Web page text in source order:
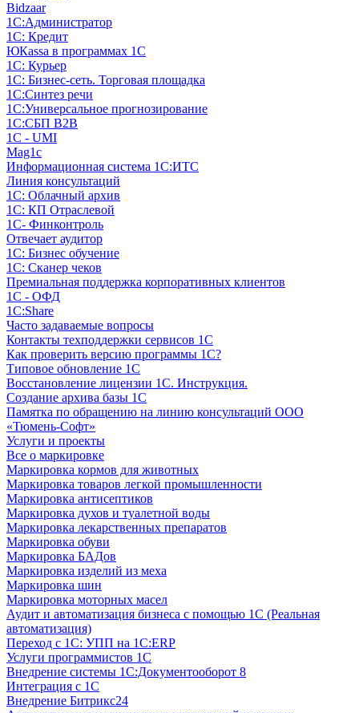
Bidzaar
1С:Администратор
1С: Кредит
ЮКаssа в программах 1С
1С: Курьер
1С: Бизнес-сеть. Торговая площадка
1С:Синтез речи
1С:Универсальное прогнозирование
1С:СБП B2B
1C - UMI
Mag1c
Информационная система 1С:ИТС
Линия консультаций
1С: Облачный архив
1С: КП Отраслевой
1С- Финконтроль
Отвечает аудитор
1С: Бизнес обучение
1С: Сканер чеков
Премиальная поддержка корпоративных клиентов
1С - ОФД
1С:Share
Часто задаваемые вопросы
Контакты техподдержки сервисов 1С
Как проверить версию программы 1С?
Типовое обновление 1С
Восстановление лицензии 1С. Инструкция.
Создание архива базы 1С
Памятка по обращению на линию консультаций ООО
«Тюмень-Софт»
Услуги и проекты
Все о маркировке
Маркировка кормов для животных
Маркировка товаров легкой промышленности
Маркировка антисептиков
Маркировка духов и туалетной воды
Маркировка лекарственных препаратов
Маркировка обуви
Маркировка БАДов
Маркировка изделий из меха
Маркировка шин
Маркировка моторных масел
Аудит и автоматизация бизнеса с помощью 1С (Реальная
автоматизация)
Переход с 1С: УПП на 1С:ERP
Услуги программистов 1С
Внедрение системы 1С:Документооборот 8
Интеграция с 1С
Внедрение Битрикс24